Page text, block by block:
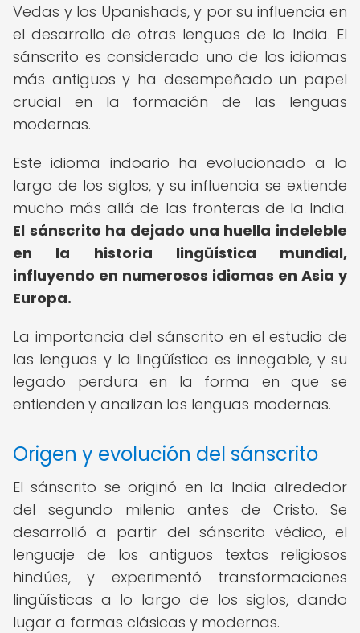
Vedas y los Upanishads, y por su influencia en
el desarrollo de otras lenguas de la India. El
sánscrito es considerado uno de los idiomas
más antiguos y ha desempeñado un papel
crucial en la formación de las lenguas
modernas.
Este idioma indoario ha evolucionado a lo
largo de los siglos, y su influencia se extiende
mucho más allá de las fronteras de la India.
El sánscrito ha dejado una huella indeleble
en la historia lingüística mundial,
influyendo en numerosos idiomas en Asia y
Europa.
La importancia del sánscrito en el estudio de
las lenguas y la lingüística es innegable, y su
legado perdura en la forma en que se
entienden y analizan las lenguas modernas.
Origen y evolución del sánscrito
El sánscrito se originó en la India alrededor
del segundo milenio antes de Cristo. Se
desarrolló a partir del sánscrito védico, el
lenguaje de los antiguos textos religiosos
hindúes, y experimentó transformaciones
lingüísticas a lo largo de los siglos, dando
lugar a formas clásicas y modernas.